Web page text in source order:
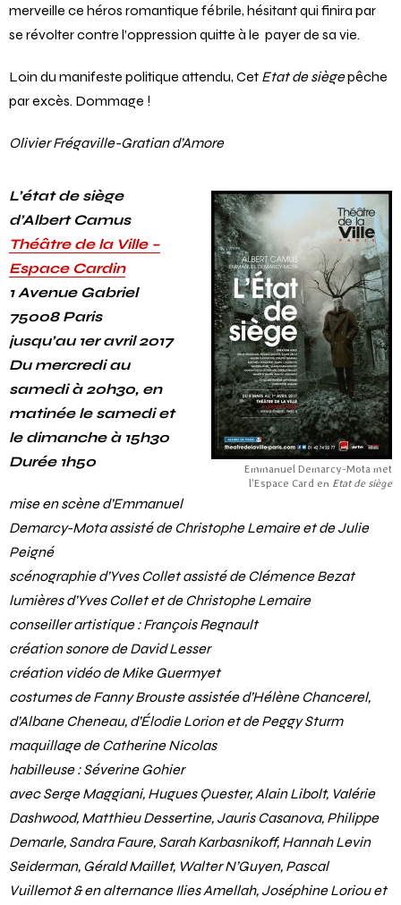
merveille ce héros romantique fébrile, hésitant qui finira par
se révolter contre l’oppression quitte à le payer de sa vie.
Loin du manifeste politique attendu, Cet Etat de siègepêche
par excès. Dommage !
Olivier Frégaville-Gratian d’Amore
Emmanuel Demarcy-Mota met
l’Espace Card en Etat de siège
L’état de siège
d’Albert Camus
Théâtre de la Ville –
Espace Cardin
1 Avenue Gabriel
75008 Paris
jusqu’au 1er avril 2017
Du mercredi au
samedi à 20h30, en
matinée le samedi et
le dimanche à 15h30
Durée 1h50
mise en scène d’Emmanuel
Demarcy-Mota assisté de Christophe Lemaire et de Julie
Peigné
scénographie d’Yves Collet assisté de Clémence Bezat
lumières d’Yves Collet et de Christophe Lemaire
conseiller artistique : François Regnault
création sonore de David Lesser
création vidéo de Mike Guermyet
costumes de Fanny Brouste assistée d’Hélène Chancerel,
d’Albane Cheneau, d’Élodie Lorion et de Peggy Sturm
maquillage de Catherine Nicolas
habilleuse : Séverine Gohier
avec Serge Maggiani, Hugues Quester, Alain Libolt, Valérie
Dashwood, Matthieu Dessertine, Jauris Casanova, Philippe
Demarle, Sandra Faure, Sarah Karbasnikoff, Hannah Levin
Seiderman, Gérald Maillet, Walter N’Guyen, Pascal
Vuillemot & en alternance Ilies Amellah, Joséphine Loriou et